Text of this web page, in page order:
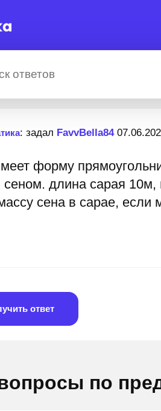
: задал FavvBella84
форму
сеном. длина сарая
сена в сарае, если
ответ
по
Помощь с
заданиями
11 000 000+ пошаговых ответов